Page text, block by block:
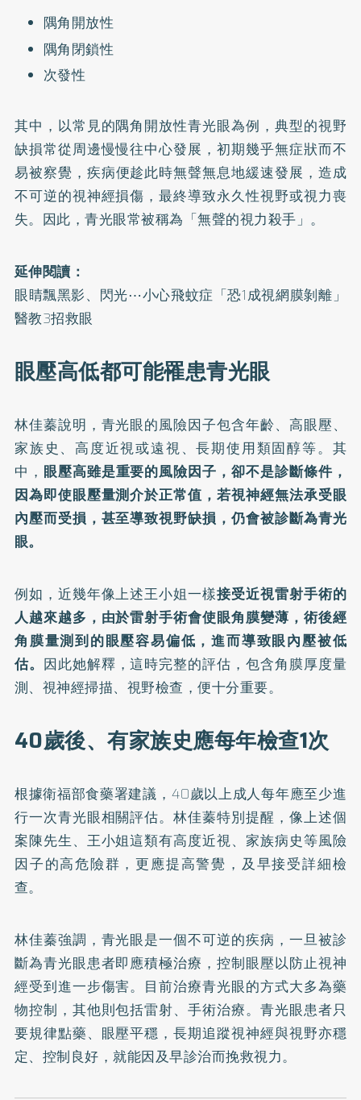
隅角開放性
隅角閉鎖性
次發性
其中，以常見的隅角開放性青光眼為例，典型的視野
缺損常從周邊慢慢往中心發展，初期幾乎無症狀而不
易被察覺， 疾病便趁此時無聲無息地緩速發展，造成
不可逆的視神經損傷，最終導致永久性視野或視力喪
失。因此，青光眼常被稱為「無聲的視力殺手」。
延伸閱讀：
眼睛飄黑影、閃光⋯小心飛蚊症「恐1成視網膜剝離」
醫教3招救眼
眼壓高低都可能罹患青光眼
林佳蓁說明，青光眼的風險因子包含年齡、高眼壓、
家族史、高度近視或遠視、長期使用類固醇等。其
中， 眼壓高雖是重要的風險因子，卻不是診斷條件，
因為即使眼壓量測介於正常值，若視神經無法承受眼
內壓而受損，甚至導致視野缺損，仍會被診斷為青光
眼。
例如，近幾年像上述王小姐一樣接受近視雷射手術的
人越來越多，由於雷射手術會使眼角膜變薄，術後經
角膜量測到的眼壓容易偏低，進而導致眼內壓被低
估。 因此她解釋，這時完整的評估，包含角膜厚度量
測、視神經掃描、視野檢查，便十分重要。
40歲後、有家族史應每年檢查1次
根據衛福部食藥署建議，40歲以上成人每年應至少進
行一次青光眼相關評估。林佳蓁特別提醒，像上述個
案陳先生、王小姐這類有高度近視、家族病史等風險
因子的高危險群，更應提高警覺，及早接受詳細檢
查。
林佳蓁強調，青光眼是一個不可逆的疾病，一旦被診
斷為青光眼患者即應積極治療，控制眼壓以防止視神
經受到進一步傷害。目前治療青光眼的方式大多為藥
物控制，其他則包括雷射、手術治療。青光眼患者只
要規律點藥、眼壓平穩，長期追蹤視神經與視野亦穩
定、控制良好，就能因及早診治而挽救視力。